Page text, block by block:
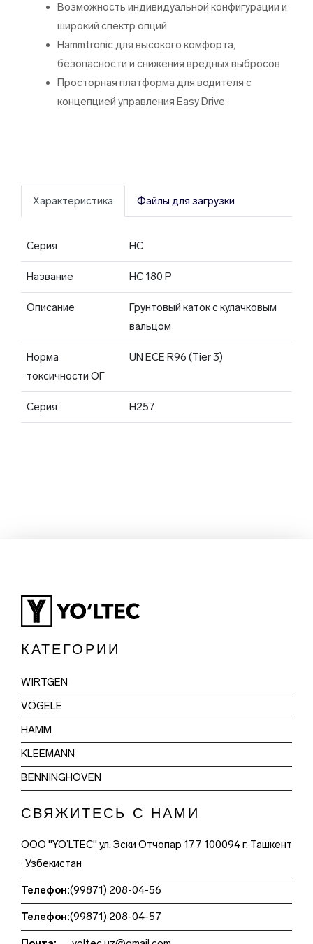
Возможность индивидуальной конфигурации и
широкий спектр опций
Hammtronic для высокого комфорта,
безопасности и снижения вредных выбросов
Просторная платформа для водителя с
концепцией управления Easy Drive
Характеристика Файлы для загрузки
Серия HC
Название HC 180 P
Описание
Грунтовый каток с кулачковым
вальцом
Норма
токсичности ОГ
UN ECE R96 (Tier 3)
Серия H257
КАТЕГОРИИ
WIRTGEN
VÖGELE
HAMM
KLEEMANN
BENNINGHOVEN
СВЯЖИТЕСЬ С НАМИ
ООО "YO’LTEC" ул. Эски Отчопар 177 100094 г. Ташкент
· Узбекистан
Телефон:(99871) 208-04-56
Телефон:(99871) 208-04-57